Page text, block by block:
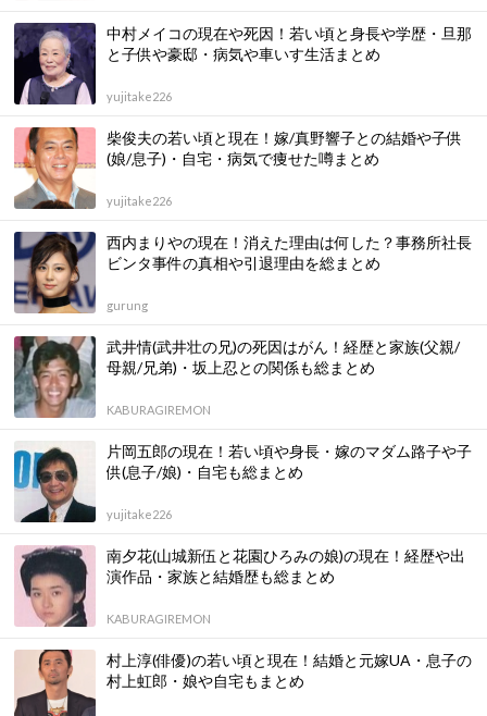
中村メイコの現在や死因！若い頃と身長や学歴・旦那
と子供や豪邸・病気や車いす生活まとめ
yujitake226
柴俊夫の若い頃と現在！嫁/真野響子との結婚や子供
(娘/息子)・自宅・病気で痩せた噂まとめ
yujitake226
西内まりやの現在！消えた理由は何した？事務所社長
ビンタ事件の真相や引退理由を総まとめ
gurung
武井情(武井壮の兄)の死因はがん！経歴と家族(父親/
母親/兄弟)・坂上忍との関係も総まとめ
KABURAGIREMON
片岡五郎の現在！若い頃や身長・嫁のマダム路子や子
供(息子/娘)・自宅も総まとめ
yujitake226
南夕花(山城新伍と花園ひろみの娘)の現在！経歴や出
演作品・家族と結婚歴も総まとめ
KABURAGIREMON
村上淳(俳優)の若い頃と現在！結婚と元嫁UA・息子の
村上虹郎・娘や自宅もまとめ